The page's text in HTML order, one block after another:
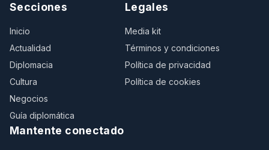
Secciones
Inicio
Actualidad
Diplomacia
Cultura
Negocios
Guía diplomática
Legales
Media kit
Términos y condiciones
Política de privacidad
Política de cookies
Mantente conectado